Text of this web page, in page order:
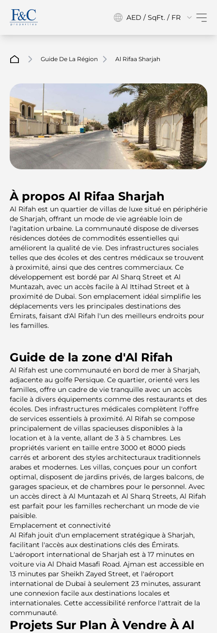
AED / SqFt. / FR
Guide De La Région Al Rifaa Sharjah
À propos Al Rifaa Sharjah
Al Rifah est un quartier de villas de luxe situé en périphérie
de Sharjah, offrant un mode de vie agréable loin de
l'agitation urbaine. La communauté dispose de diverses
résidences dotées de commodités essentielles qui
améliorent la qualité de vie. Des infrastructures sociales
telles que des écoles et des centres médicaux se trouvent
à proximité, ainsi que des centres commerciaux. Ce
développement est bordé par Al Sharq Street et Al
Muntazah, avec un accès facile à Al Ittihad Street et à
proximité de Dubaï. Son emplacement idéal simplifie les
déplacements vers les principales destinations des
Émirats, faisant d'Al Rifah l'un des meilleurs endroits pour
les familles.
Guide de la zone d'Al Rifah
Al Rifah est une communauté en bord de mer à Sharjah,
adjacente au golfe Persique. Ce quartier, orienté vers les
familles, offre un cadre de vie tranquille avec un accès
facile à divers équipements comme des restaurants et des
écoles. Des infrastructures médicales complètent l'offre
de services essentiels à proximité. Al Rifah se compose
principalement de villas spacieuses disponibles à la
location et à la vente, allant de 3 à 5 chambres. Les
propriétés varient en taille entre 3000 et 8000 pieds
carrés et arborent des styles architecturaux traditionnels
arabes et modernes. Les villas, conçues pour un confort
optimal, disposent de jardins privés, de larges balcons, de
garages spacieux, et de chambres pour le personnel. Avec
un accès direct à Al Muntazah et Al Sharq Streets, Al Rifah
est parfait pour les familles recherchant un mode de vie
paisible.
Emplacement et connectivité
Al Rifah jouit d'un emplacement stratégique à Sharjah,
facilitant l'accès aux destinations clés des Émirats.
L'aéroport international de Sharjah est à 17 minutes en
voiture via Al Dhaid Masafi Road. Ajman est accessible en
13 minutes par Sheikh Zayed Street, et l'aéroport
international de Dubaï à seulement 23 minutes, assurant
une connexion facile aux destinations locales et
internationales. Cette accessibilité renforce l'attrait de la
communauté.
Projets Sur Plan À Vendre À Al